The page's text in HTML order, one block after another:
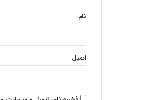
نام
ایمیل